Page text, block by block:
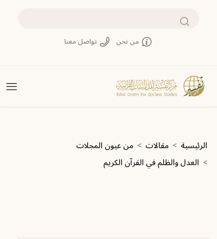
بحث
من نحن تواصل معنا
مسار التنقل
الرئيسية مقالات
من عيون المجلات
العدل والظلم في القرآن الكريم